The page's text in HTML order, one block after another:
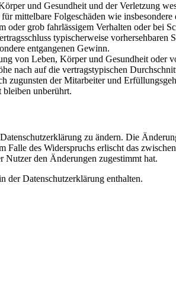
und Gesundheit und der Verletzung
mittelbare Folgeschäden wie insbesondere
oder grob fahrlässigem Verhalten oder bei
typischerweise
entgangenen Gewinn.
von Leben, Körper und Gesundheit oder
nach auf die vertragstypischen
zugunsten der Mitarbeiter und
unberührt.
zu ändern. Die
des Widerspruchs erlischt das
den Änderungen zugestimmt hat.
der Datenschutzerklärung enthalten.